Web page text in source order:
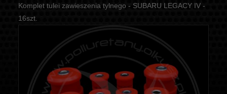
Komplet tulei zawieszenia tylnego - SUBARU LEGACY IV -
16szt.